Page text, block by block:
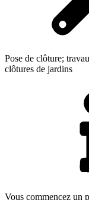
Pose de clôture;
clôtures de jardins
Vous commencez un